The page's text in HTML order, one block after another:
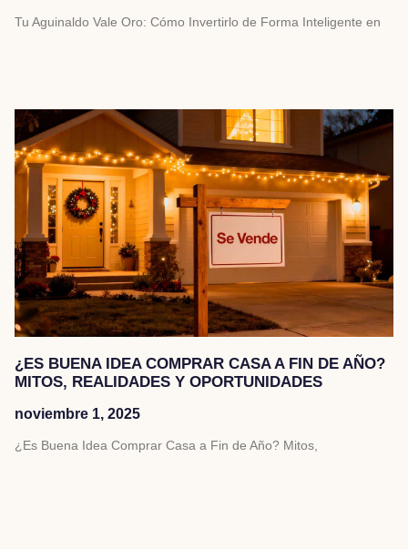
Tu Aguinaldo Vale Oro: Cómo Invertirlo de Forma Inteligente en
¿ES BUENA IDEA COMPRAR CASA A FIN DE AÑO?
MITOS, REALIDADES Y OPORTUNIDADES
noviembre 1, 2025
¿Es Buena Idea Comprar Casa a Fin de Año? Mitos,